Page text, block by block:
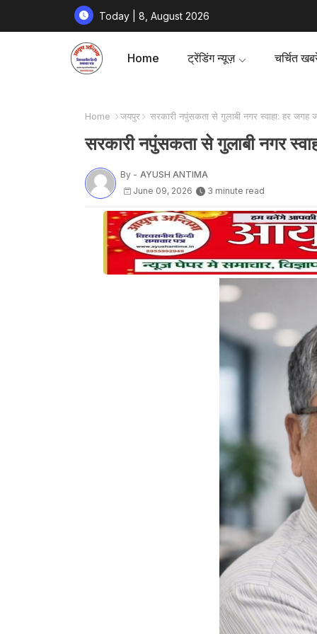
Today | 8, August 2026
Home ट्रेंडिंग न्यूज़ चर्चित
Home जयपुर सरकारी नपुंसकता से गुलाबी नगर स्वाहा: हर जगह
सरकारी नपुंसकता से गुलाबी नगर
By - AYUSH ANTIMA
June 09, 2026
3 minute read